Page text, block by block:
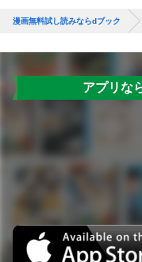
漫画無料試し読みならdブック
アプリな